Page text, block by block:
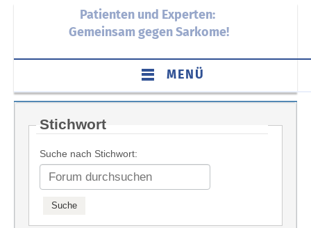
Patienten und Experten:
Gemeinsam gegen Sarkome!
MENÜ
Stichwort
Suche nach Stichwort: